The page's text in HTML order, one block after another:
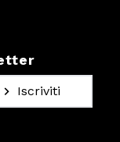
Iscriviti